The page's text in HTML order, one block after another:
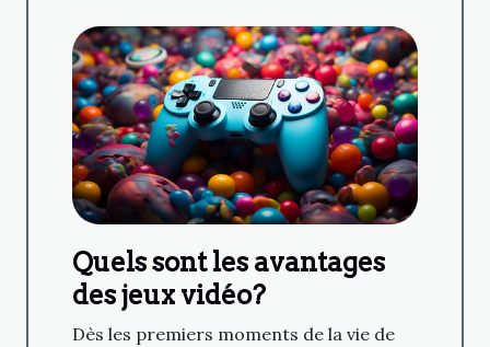
Quels sont les avantages
des jeux vidéo?
Dès les premiers moments de la vie de